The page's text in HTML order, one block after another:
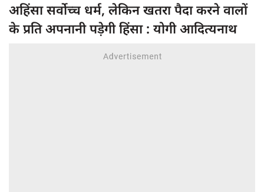
अहिंसा सर्वोच्च धर्म, लेकिन खतरा पैदा करने वालों
के प्रति अपनानी पड़ेगी हिंसा : योगी आदित्यनाथ